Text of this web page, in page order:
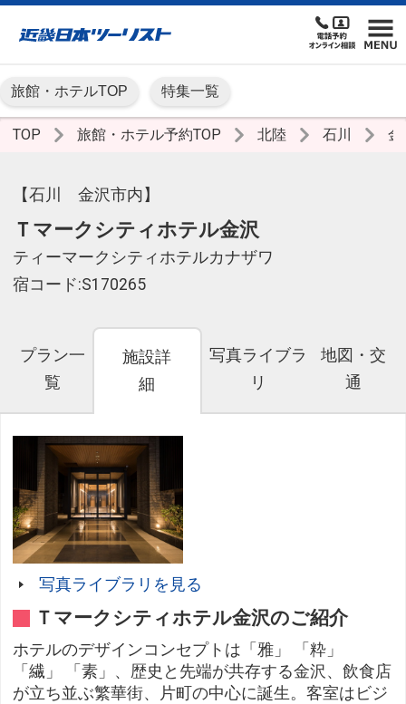
旅館・ホテルTOP 特集一覧
TOP 旅館・ホテル予約TOP 北陸 石川
【石川 金沢市内】
Ｔマークシティホテル金沢
ティーマークシティホテルカナザワ
宿コード:S170265
プラン一
覧
施設詳
細
写真ライブラ
リ
地図・交
通
写真ライブラリを見る
Ｔマークシティホテル金沢のご紹介
ホテルのデザインコンセプトは「雅」 「粋」
「繊」 「素」、歴史と先端が共存する金沢、飲食店
が立ち並ぶ繁華街、片町の中心に誕生。客室はビジ